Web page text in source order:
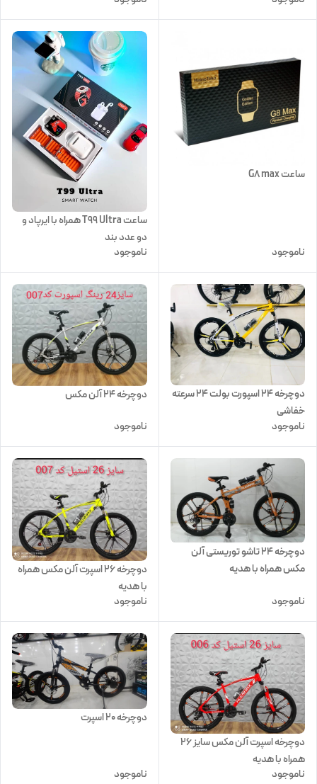
ساعت G8 max
ناموجود
ساعت T99 Ultra همراه با ایرپاد و
دو عدد بند
ناموجود
دوچرخه 24 اسپورت بولت 24 سرعته
خفاشی
ناموجود
دوچرخه 24 آلن مکس
ناموجود
دوچرخه 24 تاشو توریستی آلن
مکس همراه با هدیه
ناموجود
دوچرخه 26 اسپرت آلن مکس همراه
با هدیه
ناموجود
دوچرخه اسپرت آلن مکس سایز ۲۶
همراه با هدیه
ناموجود
دوچرخه 20 اسپرت
ناموجود